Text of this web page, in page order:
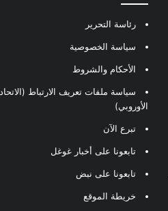
رئاسة التحرير
سياسة الخصوصية
الأحكام والشروط
سياسة ملفات تعريف الارتباط (الاتحاد
الأوروبي)
تبرع الآن
تابعونا على أخبار غوغل
تابعونا على نبض
خريطة الموقع